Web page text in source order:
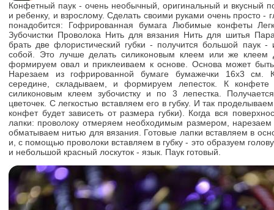
Конфетный паук - очень необычный, оригинальный и вкусный
и ребенку, и взрослому. Сделать своими руками очень просто
понадобится: Гофрированная бумага Любимые конфеты
Зубочистки Проволока Нить для вязания Нить для шитья
брать две флористический губки - получится большой паук
собой. Это лучше делать силиконовым клеем или же клеем
формируем овал и приклеиваем к основе. Основа может
Нарезаем из гофрированной бумаге бумажечки 16х3 см.
середине, складываем, и формируем лепесток. К конфете
силиконовым клеем зубочистку и по 3 лепестка.
цветочек. С легкостью вставляем его в губку. И так
конфет будет зависеть от размера губки). Когда вся
лапки: проволоку отмеряем необходимым размером,
обматываем нитью для вязания. Готовые лапки вставляем в
и, с помощью проволоки вставляем в губку - это образуем
и небольшой красный лоскуток - язык. Паук готовый.